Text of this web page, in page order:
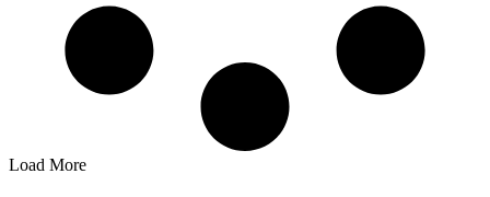
Load More